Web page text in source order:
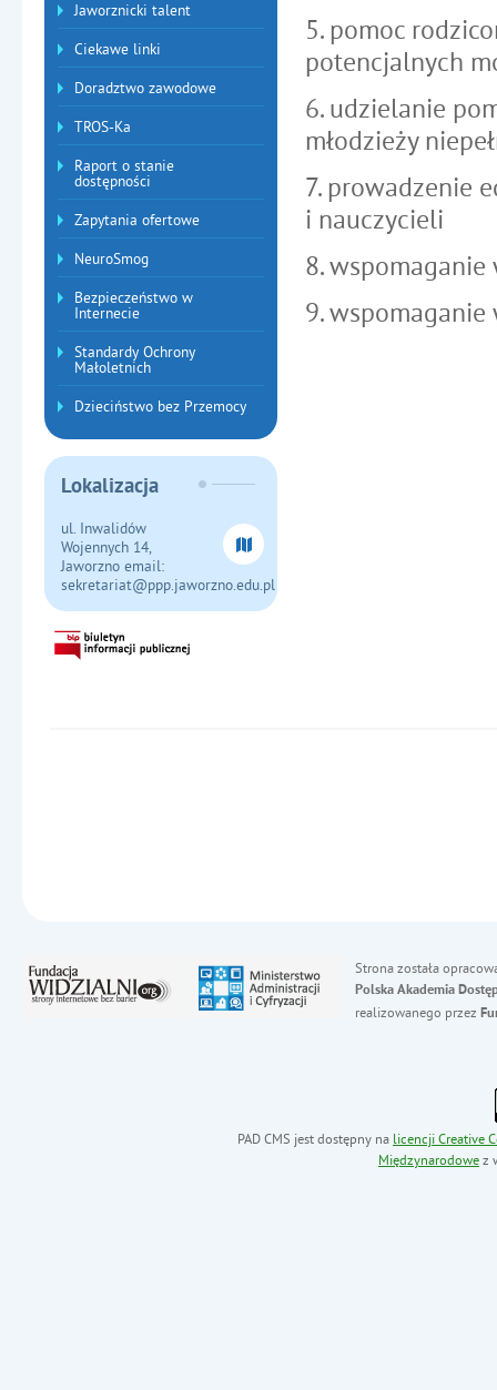
Jaworznicki talent
Ciekawe linki
Doradztwo zawodowe
TROS-Ka
Raport o stanie
dostępności
Zapytania ofertowe
NeuroSmog
Bezpieczeństwo w
Internecie
Standardy Ochrony
Małoletnich
Dzieciństwo bez Przemocy
Lokalizacja
ul. Inwalidów
Wojennych 14,
Jaworzno email:
sekretariat@ppp.jaworzno.edu.pl
5. pomoc
potencjalnych
6. udzielanie
młodzieży
7. prowadzenie
i nauczycieli
8.
9.
Strona została
Polska Akademia
realizowanego przez
PAD CMS jest dostępny na licencji Creative
Międzynarodowe z